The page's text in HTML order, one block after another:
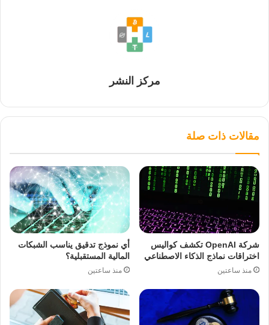
مركز النشر
مقالات ذات صلة
شركة OpenAI تكشف كواليس
اختراقات نماذج الذكاء الاصطناعي
منذ ساعتين
أي نموذج تدقيق يناسب الشبكات
المالية المستقبلية؟
منذ ساعتين